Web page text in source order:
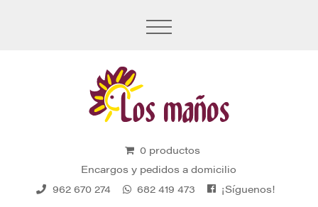
0 productos
Encargos y pedidos a domicilio
962 670 274
682 419 473 ¡Síguenos!